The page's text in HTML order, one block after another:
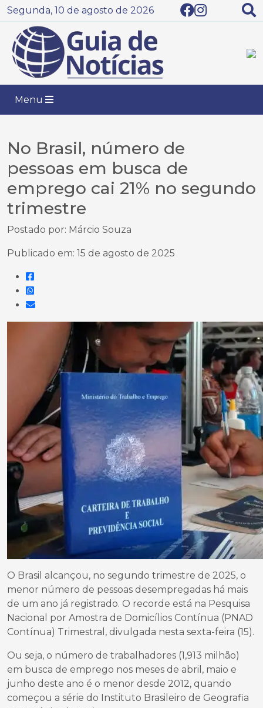
Segunda, 10 de agosto de 2026
Menu
No Brasil, número de
pessoas em busca de
emprego cai 21% no segundo
trimestre
Postado por: Márcio Souza
Publicado em: 15 de agosto de 2025
O Brasil alcançou, no segundo trimestre de 2025, o
menor número de pessoas desempregadas há mais
de um ano já registrado. O recorde está na Pesquisa
Nacional por Amostra de Domicílios Contínua (PNAD
Contínua) Trimestral, divulgada nesta sexta-feira (15).
Ou seja, o número de trabalhadores (1,913 milhão)
em busca de emprego nos meses de abril, maio e
junho deste ano é o menor desde 2012, quando
começou a série do Instituto Brasileiro de Geografia